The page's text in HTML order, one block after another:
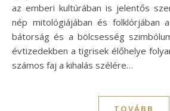
az emberi kultúrában is jelentős
nép mitológiájában és folklórjában
bátorság és a bölcsesség
évtizedekben a tigrisek élőhelye
számos faj a kihalás szélére…
TOVÁBB